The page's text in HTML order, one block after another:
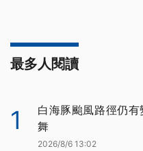
最多人閱讀
1
白海豚颱風路徑仍
舞
2026/8/6 13:02